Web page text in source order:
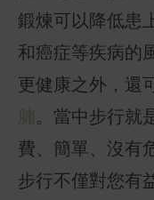
鍛煉可以降低患
和癌症等疾病的
更健康之外，還
腩。當中步行就
費、簡單、沒有
步行不僅對您有